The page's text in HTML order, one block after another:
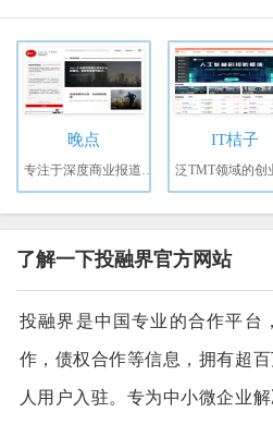
晚点 IT桔子
了解一下投融界官方网站
投融界是中国专业的合作平台
作，债权合作等信息，拥有超
人用户入驻。专为中小微企业